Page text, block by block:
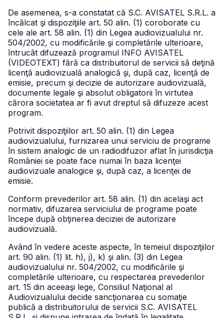
De asemenea, s-a constatat că S.C. AVISATEL S.R.L. a
încălcat şi dispoziţiile art. 50 alin. (1) coroborate cu
cele ale art. 58 alin. (1) din Legea audiovizualului nr.
504/2002, cu modificările şi completările ulterioare,
întrucât difuzează programul INFO AVISATEL
(VIDEOTEXT) fără ca distribuitorul de servicii să deţină
licenţă audiovizuală analogică şi, după caz, licenţă de
emisie, precum şi decizie de autorizare audiovizuală,
documente legale şi absolut obligatorii în virtutea
cărora societatea ar fi avut dreptul să difuzeze acest
program.
Potrivit dispoziţiilor art. 50 alin. (1) din Legea
audiovizualului, furnizarea unui serviciu de programe
în sistem analogic de un radiodifuzor aflat în jurisdicţia
României se poate face numai în baza licenţei
audiovizuale analogice şi, după caz, a licenţei de
emisie.
Conform prevederilor art. 58 alin. (1) din acelaşi act
normativ, difuzarea serviciului de programe poate
începe după obţinerea deciziei de autorizare
audiovizuală.
Având în vedere aceste aspecte, în temeiul dispoziţiilor
art. 90 alin. (1) lit. h), j), k) şi alin. (3) din Legea
audiovizualului nr. 504/2002, cu modificările şi
completările ulterioare, cu respectarea prevederilor
art. 15 din aceeaşi lege, Consiliul Naţional al
Audiovizualului decide sancţionarea cu somaţie
publică a distribuitorului de servicii S.C. AVISATEL